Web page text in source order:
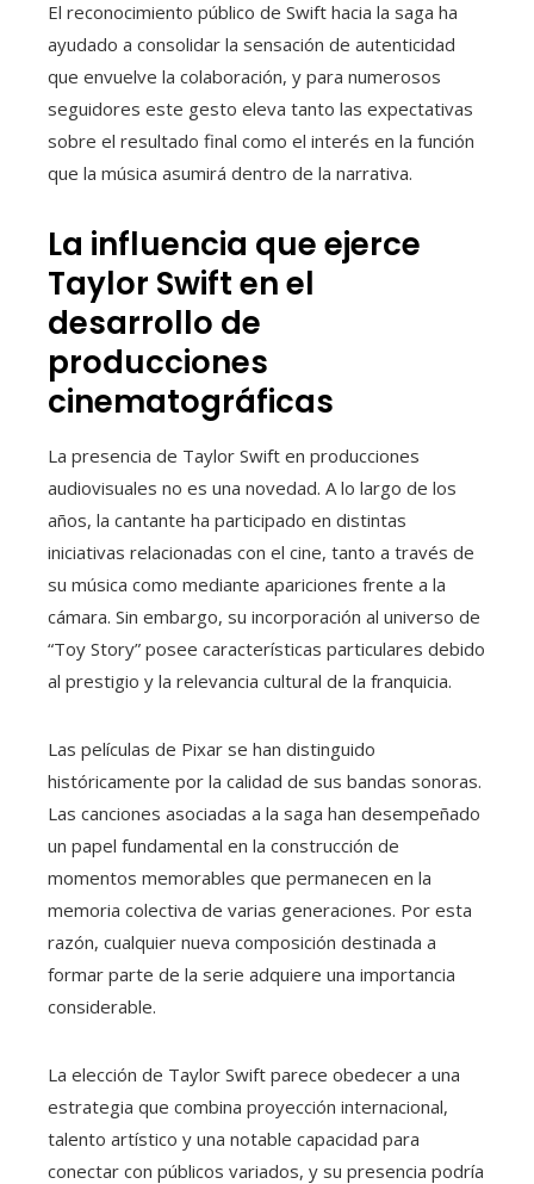
El reconocimiento público de Swift hacia la saga ha
ayudado a consolidar la sensación de autenticidad
que envuelve la colaboración, y para numerosos
seguidores este gesto eleva tanto las expectativas
sobre el resultado final como el interés en la función
que la música asumirá dentro de la narrativa.
La influencia que ejerce
Taylor Swift en el
desarrollo de
producciones
cinematográficas
La presencia de Taylor Swift en producciones
audiovisuales no es una novedad. A lo largo de los
años, la cantante ha participado en distintas
iniciativas relacionadas con el cine, tanto a través de
su música como mediante apariciones frente a la
cámara. Sin embargo, su incorporación al universo de
“Toy Story” posee características particulares debido
al prestigio y la relevancia cultural de la franquicia.
Las películas de Pixar se han distinguido
históricamente por la calidad de sus bandas sonoras.
Las canciones asociadas a la saga han desempeñado
un papel fundamental en la construcción de
momentos memorables que permanecen en la
memoria colectiva de varias generaciones. Por esta
razón, cualquier nueva composición destinada a
formar parte de la serie adquiere una importancia
considerable.
La elección de Taylor Swift parece obedecer a una
estrategia que combina proyección internacional,
talento artístico y una notable capacidad para
conectar con públicos variados, y su presencia podría